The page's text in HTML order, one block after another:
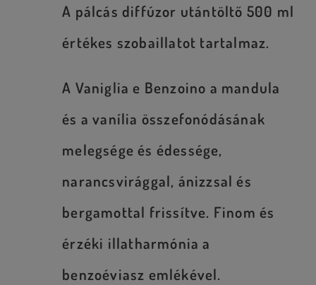
A pálcás diffúzor utántöltő 500 ml
értékes szobaillatot tartalmaz.
A Vaniglia e Benzoino a mandula
és a vanília összefonódásának
melegsége és édessége,
narancsvirággal, ánizzsal és
bergamottal frissítve. Finom és
érzéki illatharmónia a
benzoéviasz emlékével.